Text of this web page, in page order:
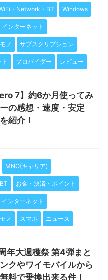
・Network・BT Windows
インターネット
ノ サブスクリプション
プロバイダー レビュー
7】約6か月使ってみ
の感想・速度・安定
紹介！
MNO(キャリア)
お金・決済・ポイント
インターネット
ノ スマホ ニュース
年大週穫祭 第4弾まと
クやワイモバイルから
料で乗換出来る件！